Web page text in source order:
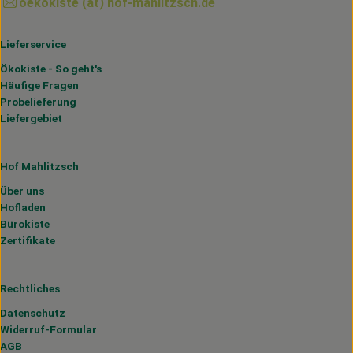
Lieferservice
Ökokiste - So geht's
Häufige Fragen
Probelieferung
Liefergebiet
Hof Mahlitzsch
Über uns
Hofladen
Bürokiste
Zertifikate
Rechtliches
Datenschutz
Widerruf-Formular
AGB